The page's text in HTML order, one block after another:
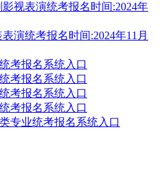
视表演统考报名时间:2024年
演统考报名时间:2024年11月
考报名系统入口
考报名系统入口
考报名系统入口
考报名系统入口
专业统考报名系统入口